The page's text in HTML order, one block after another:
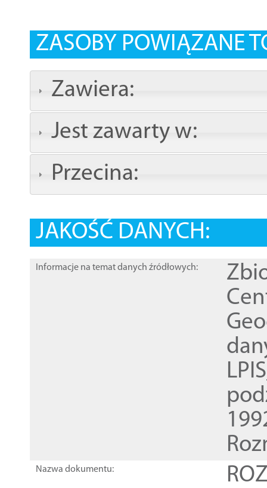
ZASOBY POWIĄZANE
Zawiera:
Jest zawarty w:
Przecina:
JAKOŚĆ DANYCH:
Informacje na temat danych źródłowych:
Nazwa dokumentu: